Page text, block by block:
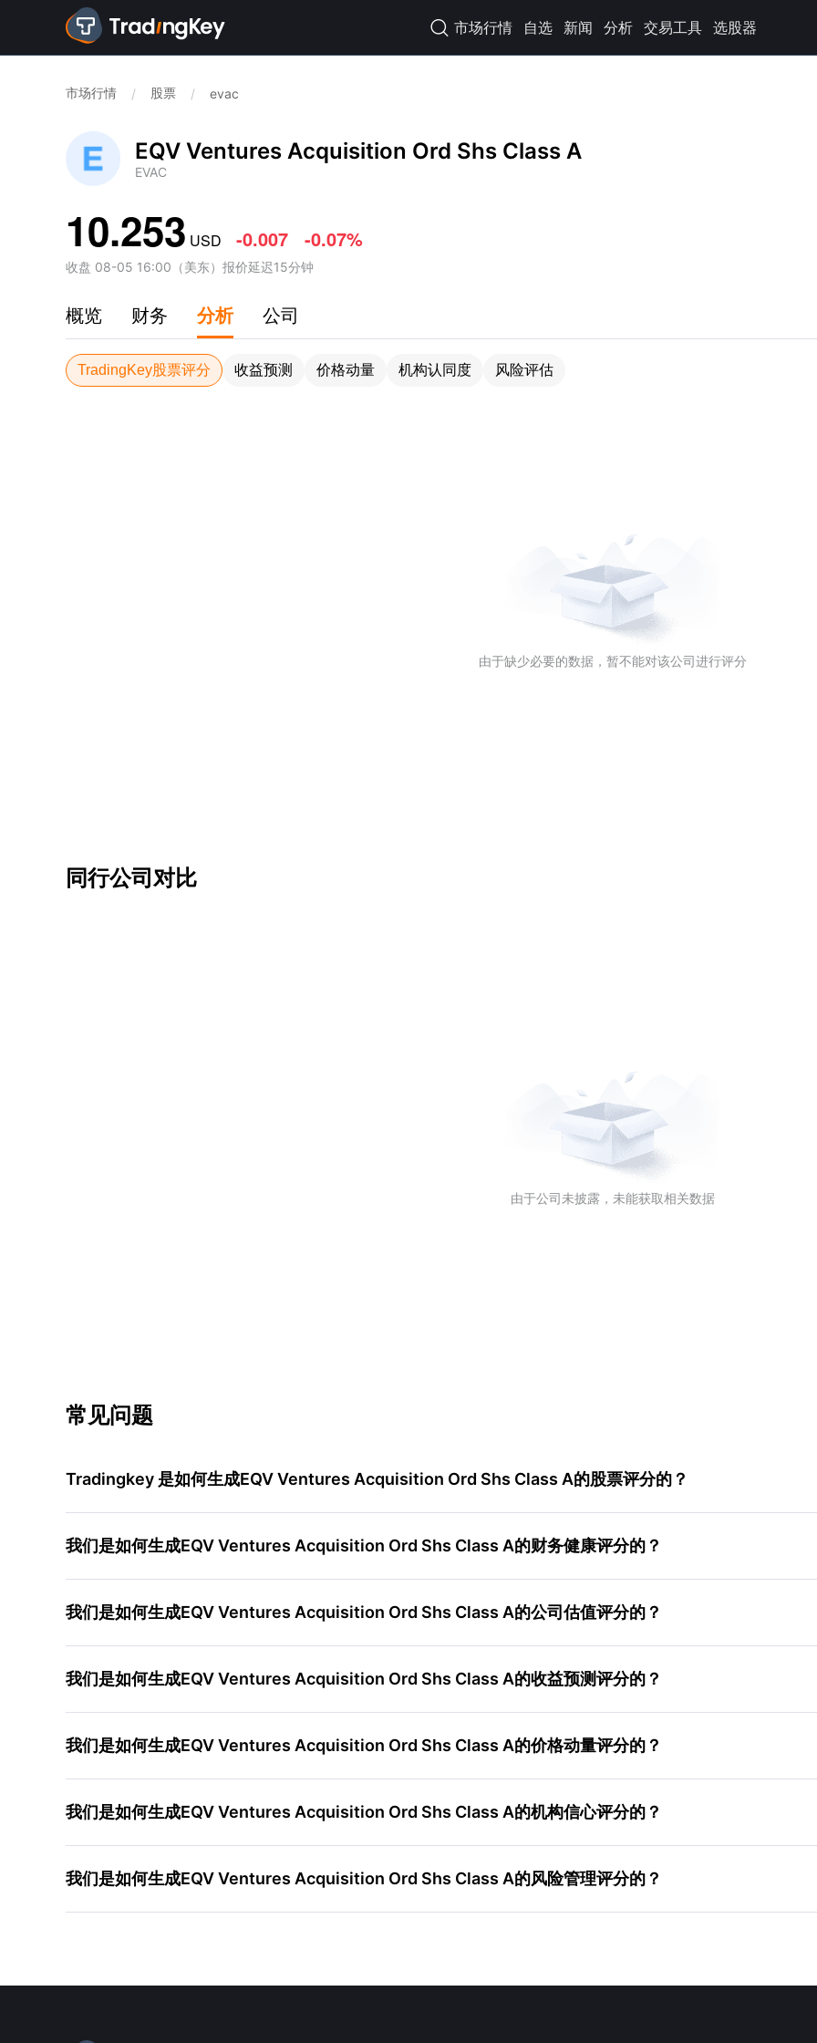
 市场行情 自选 新闻 分析 交易工具 选股器
市场行情 / 股票 / evac
EQV Ventures Acquisition Ord Shs Class A
EVAC
10.253 USD -0.007 -0.07%
收盘 08-05 16:00 （美东） 报价延迟15分钟
概览 财务 分析 公司
TradingKey股票评分 收益预测 价格动量 机构认同度 风险评估
由于缺少必要的数据，暂不能对该公司进行评分
同行公司对比
由于公司未披露，未能获取相关数据
常见问题
Tradingkey 是如何生成EQV Ventures Acquisition Ord Shs Class A的股票评分的？
我们是如何生成EQV Ventures Acquisition Ord Shs Class A的财务健康评分的？
我们是如何生成EQV Ventures Acquisition Ord Shs Class A的公司估值评分的？
我们是如何生成EQV Ventures Acquisition Ord Shs Class A的收益预测评分的？
我们是如何生成EQV Ventures Acquisition Ord Shs Class A的价格动量评分的？
我们是如何生成EQV Ventures Acquisition Ord Shs Class A的机构信心评分的？
我们是如何生成EQV Ventures Acquisition Ord Shs Class A的风险管理评分的？